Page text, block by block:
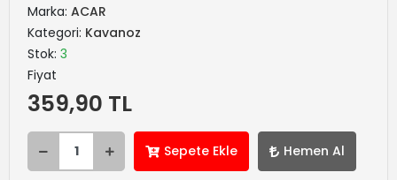
Marka: ACAR
Kategori: Kavanoz
Stok: 3
Fiyat
359,90 TL
Sepete Ekle Hemen Al